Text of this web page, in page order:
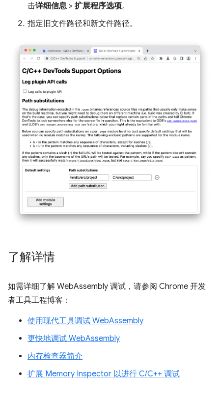
击详细信息 > 扩展程序选项。
指定旧文件路径和新文件路径。
了解详情
如需详细了解 WebAssembly 调试，请参阅 Chrome 开发
者工具工程博客：
使用现代工具调试 WebAssembly
更快地调试 WebAssembly
内存检查器简介
扩展 Memory Inspector 以进行 C/C++ 调试